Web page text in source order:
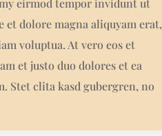
eirmod tempor invidunt ut
et dolore magna aliquyam erat,
voluptua. At vero eos et
et justo duo dolores et ea
Stet clita kasd gubergren, no